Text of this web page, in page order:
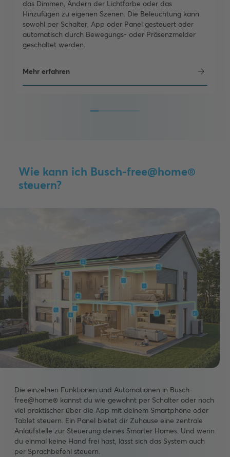
das Dimmen, Ändern der Lichtfarbe oder das
Hinzufügen zu eigenen Szenen. Die Beleuchtung kann
sowohl per Schalter, App oder Panel gesteuert oder
automatisch durch Bewegungs- oder Präsenzmelder
geschaltet werden.
Mehr erfahren
Wie kann ich Busch-free@home®
steuern?
Die einzelnen Funktionen und Automationen in Busch-
free@home® kannst du wie gewohnt per Schalter oder noch
viel praktischer über die App mit deinem Smartphone oder
Tablet steuern. Ein Panel bietet dir Zuhause eine zentrale
Anlaufstelle zur Steuerung deines Smarter Homes. Und wenn
du einmal keine Hand frei hast, lässt sich das System auch
per Sprachbefehl steuern.